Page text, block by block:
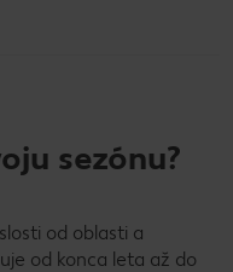
sezónu?
od oblasti a
od konca leta až do